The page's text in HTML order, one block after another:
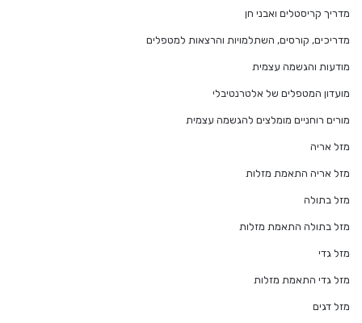
מדריך קריסטלים ואבני חן
מדריכים, קורסים, השתלמויות והרצאות למטפלים
מודעות והגשמה עצמית
מועדון המטפלים של אלטרנטיבלי
מורים רוחניים מומלצים להגשמה עצמית
מזל אריה
מזל אריה התאמת מזלות
מזל בתולה
מזל בתולה התאמת מזלות
מזל גדי
מזל גדי התאמת מזלות
מזל דגים